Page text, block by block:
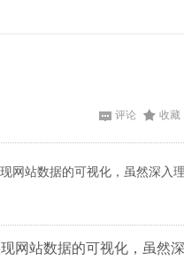
评论 收藏
网站数据的可视化，虽然深入
网站数据的可视化，虽然深